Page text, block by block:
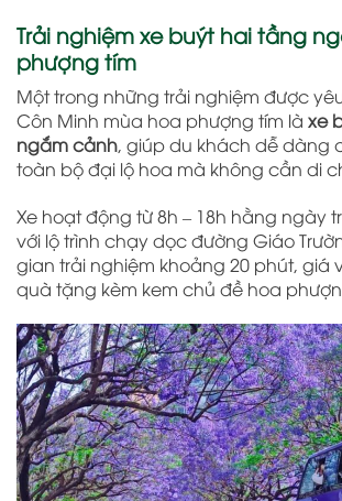
Trải nghiệm xe buýt hai tầng
phượng tím
Một trong những trải nghiệm được
Côn Minh mùa hoa phượng tím là xe
ngắm cảnh, giúp du khách dễ dàng
toàn bộ đại lộ hoa mà không cần di
Xe hoạt động từ 8h – 18h hằng ngày
với lộ trình chạy dọc đường Giáo
gian trải nghiệm khoảng 20 phút, giá
quà tặng kèm kem chủ đề hoa